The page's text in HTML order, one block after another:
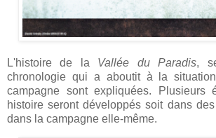
L'histoire de la Vallée du Paradis,
chronologie qui a aboutit à la
campagne sont expliquées. Plusieurs
histoire seront développés soit dans
dans la campagne elle-même.